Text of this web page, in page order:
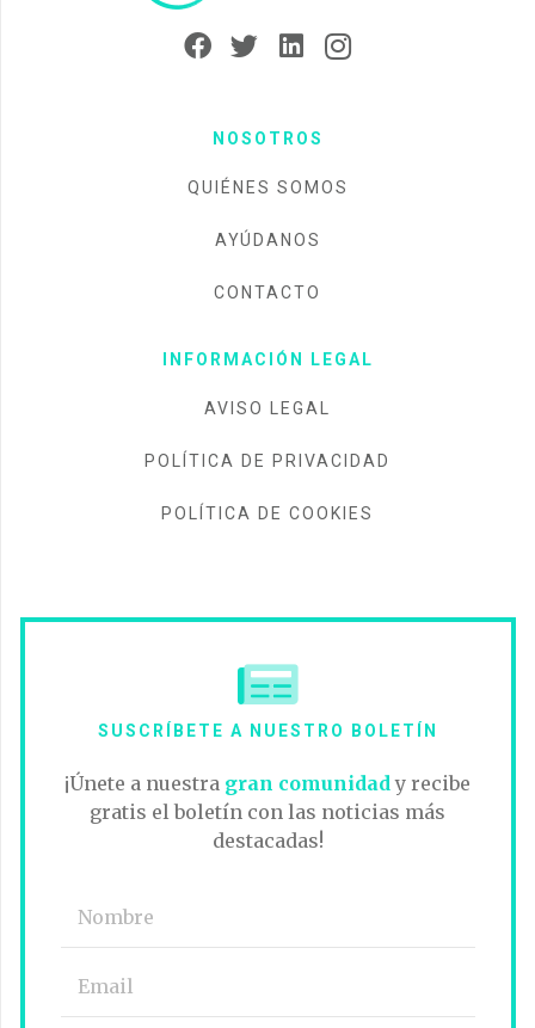
NOSOTROS
QUIÉNES SOMOS
AYÚDANOS
CONTACTO
INFORMACIÓN LEGAL
AVISO LEGAL
POLÍTICA DE PRIVACIDAD
POLÍTICA DE COOKIES
SUSCRÍBETE A NUESTRO BOLETÍN
¡Únete a nuestra gran comunidady recibe
gratis el boletín con las noticias más
destacadas!